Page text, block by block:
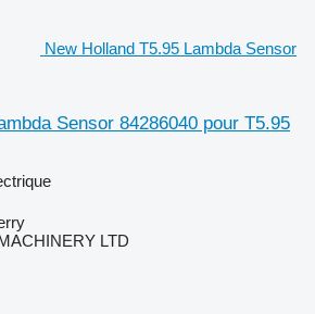
New Holland T5.95 Lambda Sensor
Sensor 84286040 pour T5.95
LTD